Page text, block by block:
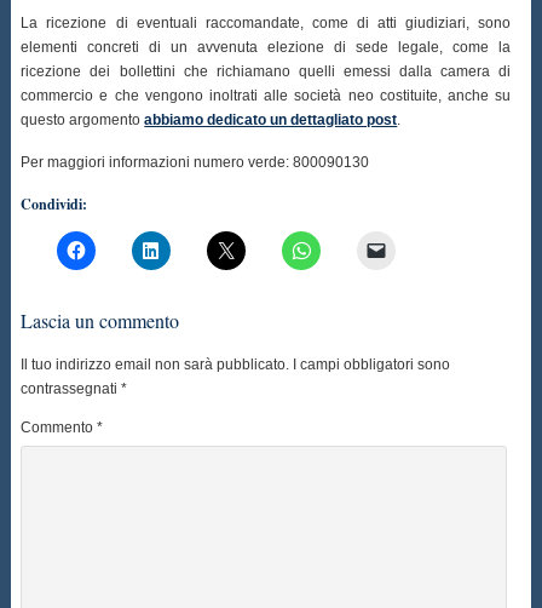
La ricezione di eventuali raccomandate, come di atti giudiziari, sono
elementi concreti di un avvenuta elezione di sede legale, come la
ricezione dei bollettini che richiamano quelli emessi dalla camera di
commercio e che vengono inoltrati alle società neo costituite, anche su
questo argomentoabbiamo dedicato un dettagliato post.
Per maggiori informazioni numero verde: 800090130
Condividi:
Lascia un commento
Il tuo indirizzo email non sarà pubblicato. I campi obbligatori sono
contrassegnati*
Commento*